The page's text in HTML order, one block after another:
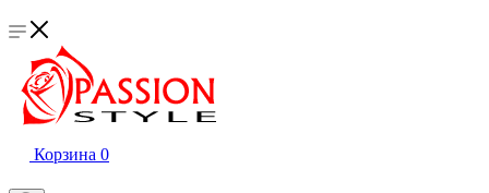
Корзина 0